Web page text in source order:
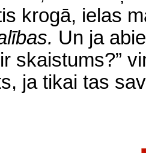
krogā, ielas
Un ja
skaistums?”
ja tikai tas